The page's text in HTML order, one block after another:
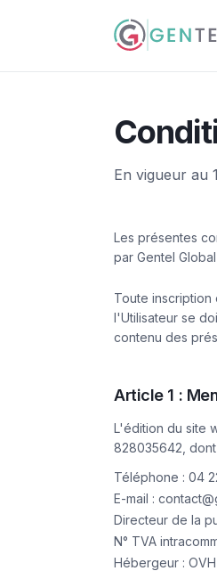
En vigueur au
Les présentes
par Gentel
Toute inscription
l'Utilisateur se
contenu des
Article 1 :
L'édition du site
828035642,
Téléphone : 04
E-mail :
Directeur de la
N° TVA
Hébergeur :